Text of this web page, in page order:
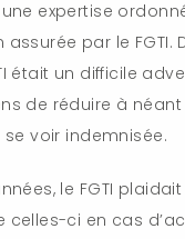
expertise
par le FGTI.
était un difficile
de réduire à
voir indemnisée.
le FGTI
celles-ci en cas